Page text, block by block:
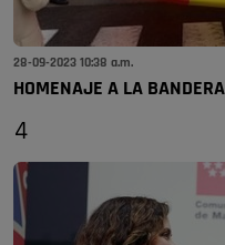
28-09-2023 10:38 a.m.
HOMENAJE A LA
4